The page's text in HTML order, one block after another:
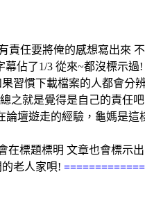
任要將俺的感想寫出來
佔了1/3 從來~都沒標示
習慣下載檔案的人都會分
之就是覺得是自己的責任
論壇遊走的經驗，龜媽是這
標題標明 文章也會標示
老人家唄!